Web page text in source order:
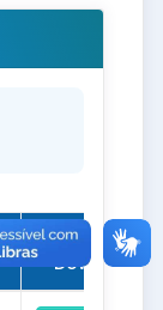
Download